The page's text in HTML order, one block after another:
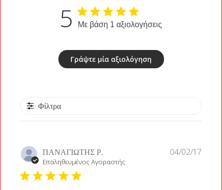
5 Με βάση 1 αξιολογήσεις
Γράψτε μία αξιολόγηση
Φίλτρα
ΠΑΝΑΓΙΩΤΗΣ Ρ.
Επαληθευμένος Αγοραστής
04/02/17